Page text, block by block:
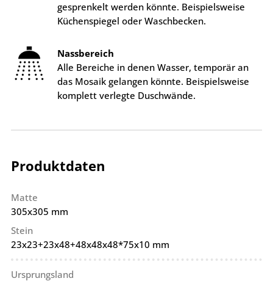
gesprenkelt werden könnte. Beispielsweise
Küchenspiegel oder Waschbecken.
Nassbereich
Alle Bereiche in denen Wasser, temporär an
das Mosaik gelangen könnte. Beispielsweise
komplett verlegte Duschwände.
Produktdaten
Matte
305x305 mm
Stein
23x23+23x48+48x48x48*75x10 mm
Ursprungsland